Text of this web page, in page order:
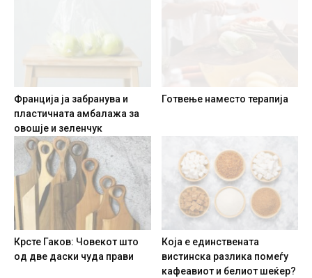
Франција ја забранува и
пластичната амбалажа за
овошје и зеленчук
Готвење наместо терапија
Крсте Гаков: Човекот што
од две даски чуда прави
Која е единствената
вистинска разлика помеѓу
кафеавиот и белиот шеќер?